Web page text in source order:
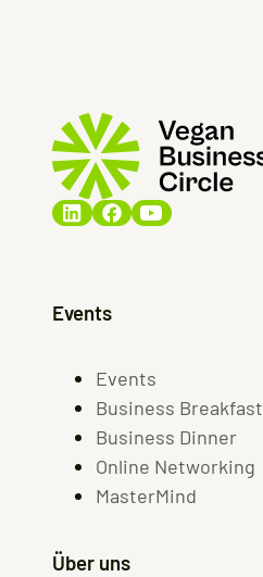
Events
Events
Business Breakfast
Business Dinner
Online Networking
MasterMind
Über uns